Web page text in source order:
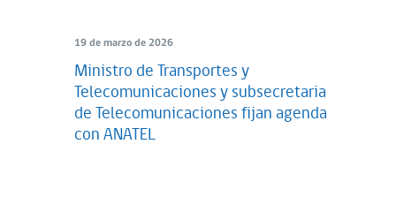
19 de marzo de 2026
Ministro de Transportes y
Telecomunicaciones y subsecretaria
de Telecomunicaciones fijan agenda
con ANATEL